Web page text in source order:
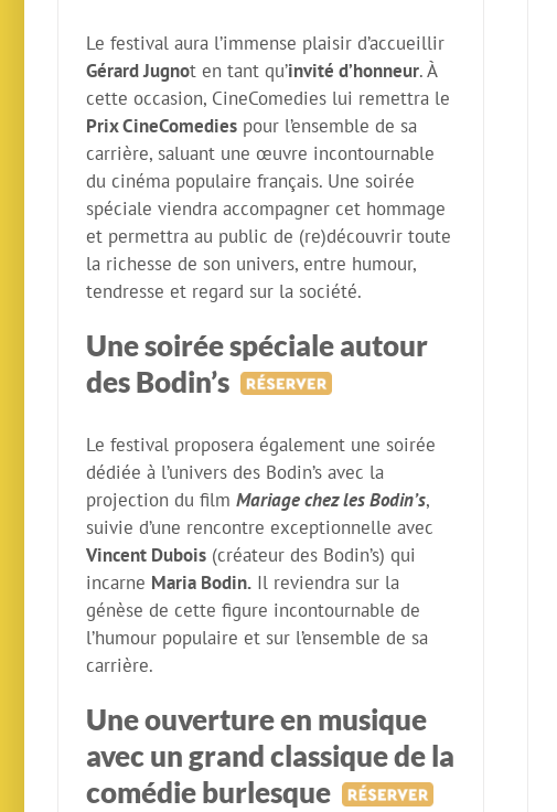
Le festival aura l’immense plaisir d’accueillir
Gérard Jugnot en tant qu’invité d’honneur. À
cette occasion, CineComedies lui remettra le
Prix CineComediespour l’ensemble de sa
carrière, saluant une œuvre incontournable
du cinéma populaire français. Une soirée
spéciale viendra accompagner cet hommage
et permettra au public de (re)découvrir toute
la richesse de son univers, entre humour,
tendresse et regard sur la société.
Une soirée spéciale autour
des Bodin’s
Le festival proposera également une soirée
dédiée à l’univers des Bodin’s avec la
projection du film Mariage chez les Bodin’s,
suivie d’une rencontre exceptionnelle avec
Vincent Dubois(créateur des Bodin’s) qui
incarne Maria Bodin.Il reviendra sur la
génèse de cette figure incontournable de
l’humour populaire et sur l’ensemble de sa
carrière.
Une ouverture en musique
avec un grand classique de la
comédieburlesque